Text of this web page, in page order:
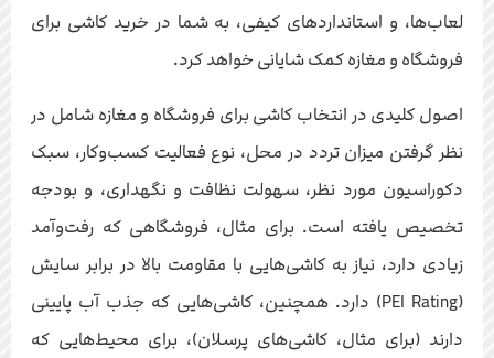
لعاب‌ها، و استانداردهای کیفی، به شما در خرید کاشی برای
فروشگاه و مغازه کمک شایانی خواهد کرد.
اصول کلیدی در انتخاب کاشی برای فروشگاه و مغازه شامل در
نظر گرفتن میزان تردد در محل، نوع فعالیت کسب‌وکار، سبک
دکوراسیون مورد نظر، سهولت نظافت و نگهداری، و بودجه
تخصیص یافته است. برای مثال، فروشگاهی که رفت‌وآمد
زیادی دارد، نیاز به کاشی‌هایی با مقاومت بالا در برابر سایش
(PEI Rating) دارد. همچنین، کاشی‌هایی که جذب آب پایینی
دارند (برای مثال، کاشی‌های پرسلان)، برای محیط‌هایی که